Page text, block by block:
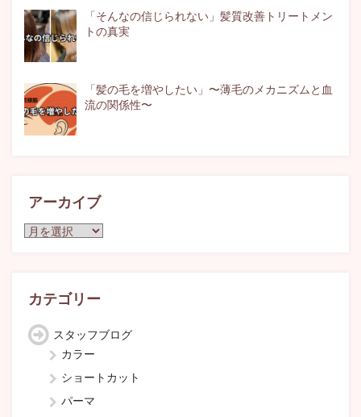
「そんなの信じられない」髪質改善トリートメン
トの真実
「髪の毛を増やしたい」〜薄毛のメカニズムと血
流の関係性〜
アーカイブ
ア
ブ
カテゴリー
スタッフブログ
カラー
ショートカット
パーマ